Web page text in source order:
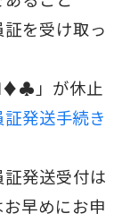
を受け取っ
」が休止
証発送手続き
発送受付は
早めにお申